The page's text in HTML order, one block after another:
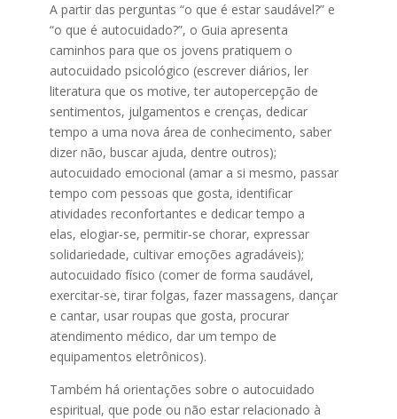
A partir das perguntas “o que é estar saudável?” e
“o que é autocuidado?”, o Guia apresenta
caminhos para que os jovens pratiquem o
autocuidado psicológico (escrever diários, ler
literatura que os motive, ter autopercepção de
sentimentos, julgamentos e crenças, dedicar
tempo a uma nova área de conhecimento, saber
dizer não, buscar ajuda, dentre outros);
autocuidado emocional (amar a si mesmo, passar
tempo com pessoas que gosta, identificar
atividades reconfortantes e dedicar tempo a
elas, elogiar-se, permitir-se chorar, expressar
solidariedade, cultivar emoções agradáveis);
autocuidado físico (comer de forma saudável,
exercitar-se, tirar folgas, fazer massagens, dançar
e cantar, usar roupas que gosta, procurar
atendimento médico, dar um tempo de
equipamentos eletrônicos).
Também há orientações sobre o autocuidado
espiritual, que pode ou não estar relacionado à